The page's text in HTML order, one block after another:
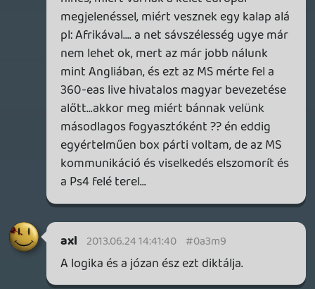
axl 2013.06.23 15:41:28
2013.06.23 15:41:28 #0a3m4
Azért írtam kiegészítő funkciókat. Érted,
olyanokat, amik nélkül működne a játék
(tehát másik platformokon is kiadható), de
pluszt adhatnak hozzá, mint pl. a már
említett fejkövetés, de én egy Rainbow
Six-ben is szívesen utasítanám az
osztagomat egyszerű kézjelekkel és
hangparancsokkal. És az csak pár példa,
szerintem rengeteget ki tudnának még
Szerintem tiszta marketing fogásnak
szánták,ezt a rendszert 1 èv alatt sem